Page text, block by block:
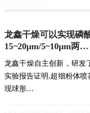
龙鑫干燥可以实现磷
15~20μm/5~10μm两…
龙鑫干燥自主创新，研发
实验报告证明,超细粉体
现球形…